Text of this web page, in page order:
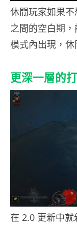
休閒玩家如果
之間的空白期
模式內出現，休
更深一層的
在 2.0 更新中